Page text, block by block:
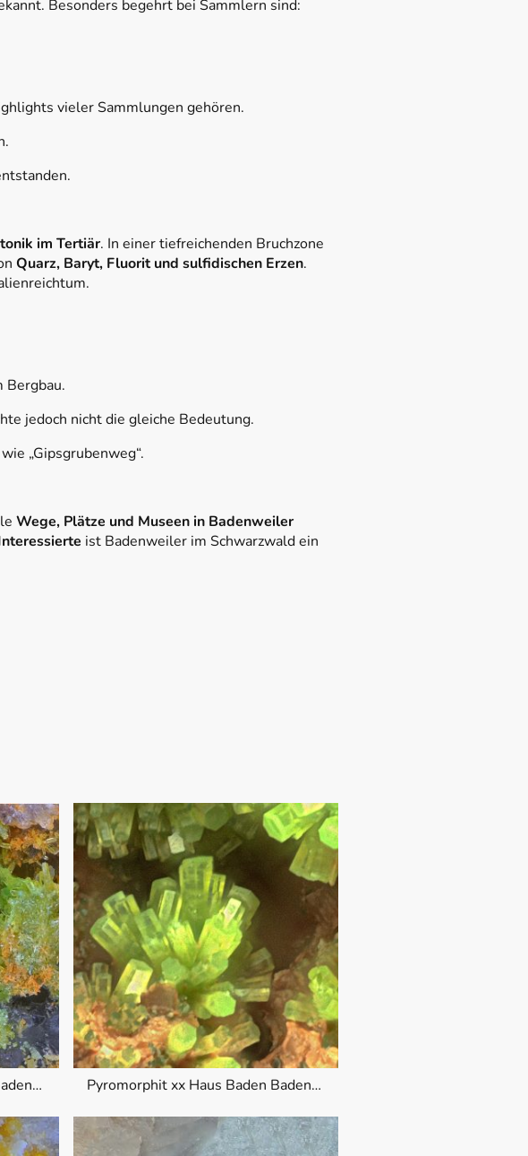
Besonders begehrt bei Sammlern sind:
vieler Sammlungen gehören.
im Tertiär. In einer tiefreichenden Bruchzone
Quarz, Baryt, Fluorit und sulfidischen Erzen.
Bergbau.
jedoch nicht die gleiche Bedeutung.
„Gipsgrubenweg“.
Wege, Plätze und Museen in Badenweiler
ist Badenweiler im Schwarzwald ein
Pyromorphit xx Haus Baden Badenweiler Pyromorphit xx Haus Baden Badenweiler